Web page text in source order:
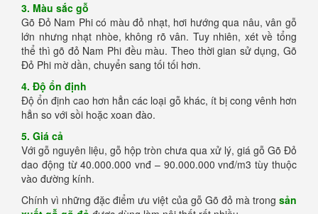
3. Màu sắc gỗ
Gõ Đỏ Nam Phi có màu đỏ nhạt, hơi hướng qua nâu, vân gỗ
lớn nhưng nhạt nhòe, không rõ vân. Tuy nhiên, xét về tổng
thể thì gõ đỏ Nam Phi đều màu. Theo thời gian sử dụng, Gõ
Đỏ Phi mờ dần, chuyển sang tối tối hơn.
4. Độ ổn định
Độ ổn định cao hơn hẳn các loại gỗ khác, ít bị cong vênh hơn
hẳn so với sồi hoặc xoan đào.
5. Giá cả
Với gỗ nguyên liệu, gỗ hộp tròn chưa qua xử lý, giá gỗ Gõ Đỏ
dao động từ 40.000.000 vnđ – 90.000.000 vnđ/m3 tùy thuộc
vào đường kính.
Chính vì những đặc điểm ưu việt của gỗ Gõ đỏ mà trong sản